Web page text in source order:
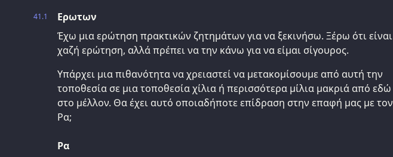
41.1
Ερωτων
Έχω μια ερώτηση πρακτικών ζητημάτων για να ξεκινήσω. Ξέρω ότι είναι
χαζή ερώτηση, αλλά πρέπει να την κάνω για να είμαι σίγουρος.
Υπάρχει μια πιθανότητα να χρειαστεί να μετακομίσουμε από αυτή την
τοποθεσία σε μια τοποθεσία χίλια ή περισσότερα μίλια μακριά από εδώ
στο μέλλον. Θα έχει αυτό οποιαδήποτε επίδραση στην επαφή μας με τον
Ρα;
Ρα